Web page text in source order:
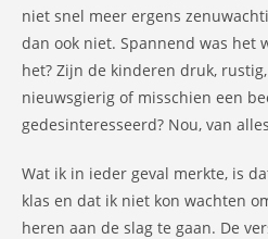
niet snel meer ergens
dan ook niet. Spannend was het
het? Zijn de kinderen druk,
nieuwsgierig of misschien een
gedesinteresseerd? Nou, van
Wat ik in ieder geval merkte, is
klas en dat ik niet kon wachten
heren aan de slag te gaan. De